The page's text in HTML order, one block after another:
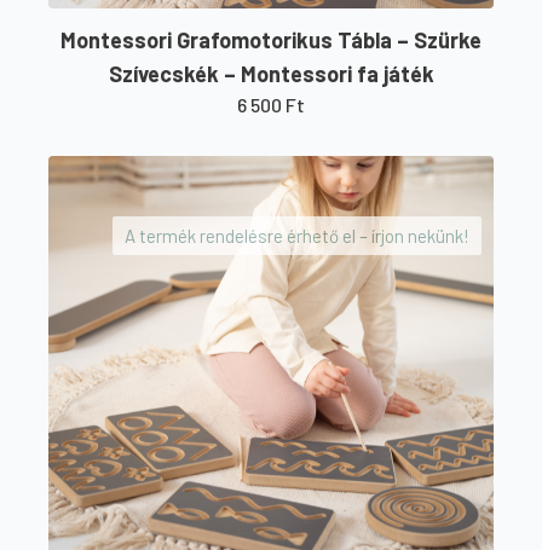
Montessori Grafomotorikus Tábla – Szürke
Szívecskék – Montessori fa játék
6 500 Ft
A termék rendelésre érhető el – írjon nekünk!